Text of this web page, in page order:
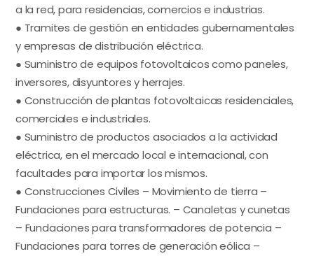
a la red, para residencias, comercios e industrias.
● Tramites de gestión en entidades gubernamentales
y empresas de distribución eléctrica.
● Suministro de equipos fotovoltaicos como paneles,
inversores, disyuntores y herrajes.
● Construcción de plantas fotovoltaicas residenciales,
comerciales e industriales.
● Suministro de productos asociados a la actividad
eléctrica, en el mercado local e internacional, con
facultades para importar los mismos.
● Construcciones Civiles – Movimiento de tierra –
Fundaciones para estructuras. – Canaletas y cunetas
– Fundaciones para transformadores de potencia –
Fundaciones para torres de generación eólica –